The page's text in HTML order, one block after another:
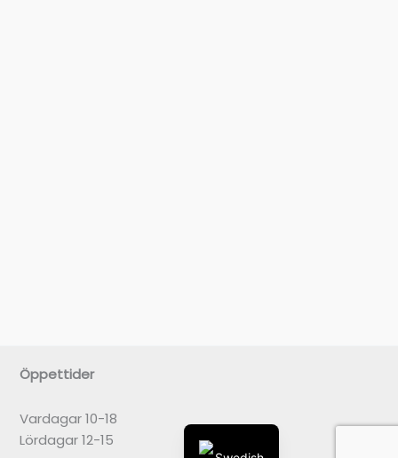
Öppettider
Vardagar 10-18
Lördagar 12-15